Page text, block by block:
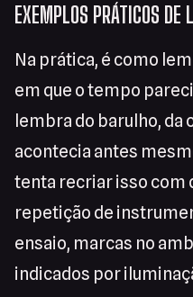
EXEMPLOS PRÁTICOS DE
Na prática, é como
em que o tempo
lembra do barulho, da
acontecia antes
tenta recriar isso com
repetição de
ensaio, marcas no
indicados por